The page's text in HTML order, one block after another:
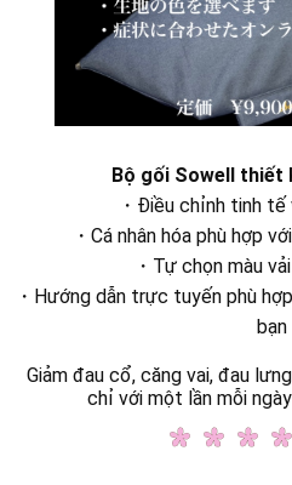
Bộ gối Sowell thiết
・Điều chỉnh tinh
・Cá nhân hóa phù hợp
・Tự chọn màu
・Hướng dẫn trực tuyến phù
bạn
Giảm đau cổ, căng vai, đau
chỉ với một lần mỗi